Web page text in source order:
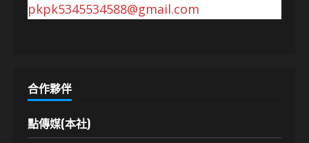
pkpk5345534588@gmail.com
合作夥伴
點傳媒(本社)